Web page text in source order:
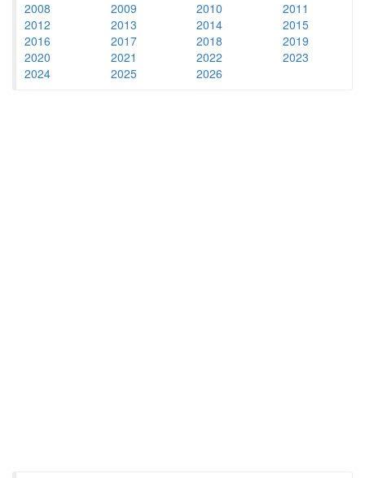
2008
2009 2010
2011
2012
2013 2014
2015
2016
2017 2018
2019
2020
2021 2022
2023
2024
2025 2026